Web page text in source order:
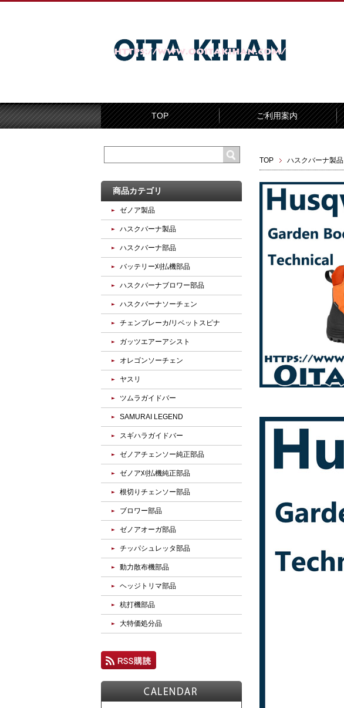
TOP ご利用案内
TOP ハスクバーナ製品
商品カテゴリ
ゼノア製品
ハスクバーナ製品
ハスクバーナ部品
バッテリー刈払機部品
ハスクバーナブロワー部品
ハスクバーナソーチェン
チェンブレーカ/リベットスピナ
ガッツエアーアシスト
オレゴンソーチェン
ヤスリ
ツムラガイドバー
SAMURAI LEGEND
スギハラガイドバー
ゼノアチェンソー純正部品
ゼノア刈払機純正部品
根切りチェンソー部品
ブロワー部品
ゼノアオーガ部品
チッパシュレッタ部品
動力散布機部品
ヘッジトリマ部品
杭打機部品
大特価処分品